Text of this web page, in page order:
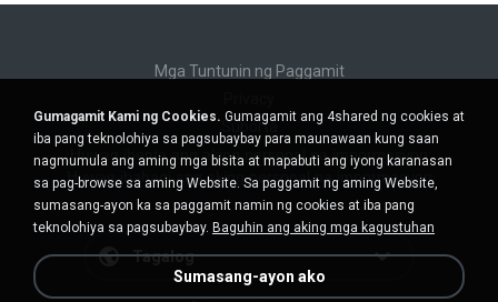
Mga Tuntunin ng Paggamit
Suporta
Huwag ibenta ang aking personal na impormasyon
Huwag ibahagi ang aking personal na impormasyon
Tagalog
Gumagamit Kami ng Cookies. Gumagamit ang 4shared ng cookies at
iba pang teknolohiya sa pagsubaybay para maunawaan kung saan
nagmumula ang aming mga bisita at mapabuti ang iyong karanasan
sa pag-browse sa aming Website. Sa paggamit ng aming Website,
sumasang-ayon ka sa paggamit namin ng cookies at iba pang
teknolohiya sa pagsubaybay. Baguhin ang aking mga kagustuhan
Sumasang-ayon ako